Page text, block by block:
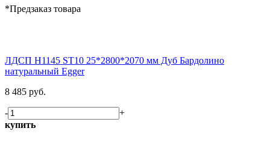
*Предзаказ товара
ЛДСП H1145 ST10 25*2800*2070 мм Дуб Бардолино
натуральный Egger
8 485 руб.
-
+
купить